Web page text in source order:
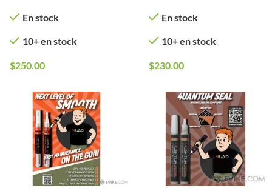
+ Nub)
En stock
10+ en stock
$250.00
+ Nub)
En stock
10+ en stock
$230.00